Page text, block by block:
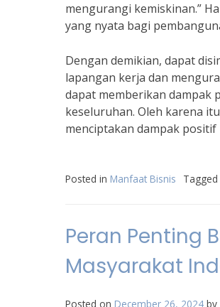
mengurangi kemiskinan.”
yang nyata bagi
Dengan demikian, dapat
lapangan kerja dan
dapat memberikan dampak
keseluruhan. Oleh karena
menciptakan dampak positif
Posted in Manfaat Bisnis Tagged
Peran Penting
Masyarakat
Posted on December 26, 2024 by